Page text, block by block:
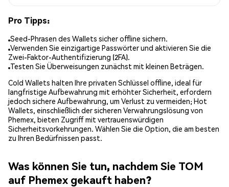
Pro Tipps:
Seed-Phrasen des Wallets sicher offline sichern.
Verwenden Sie einzigartige Passwörter und aktivieren Sie die
Zwei-Faktor-Authentifizierung (2FA).
Testen Sie Überweisungen zunächst mit kleinen Beträgen.
Cold Wallets halten Ihre privaten Schlüssel offline, ideal für
langfristige Aufbewahrung mit erhöhter Sicherheit, erfordern
jedoch sichere Aufbewahrung, um Verlust zu vermeiden; Hot
Wallets, einschließlich der sicheren Verwahrungslösung von
Phemex, bieten Zugriff mit vertrauenswürdigen
Sicherheitsvorkehrungen. Wählen Sie die Option, die am besten
zu Ihren Bedürfnissen passt.
Was können Sie tun, nachdem Sie TOM
auf Phemex gekauft haben?